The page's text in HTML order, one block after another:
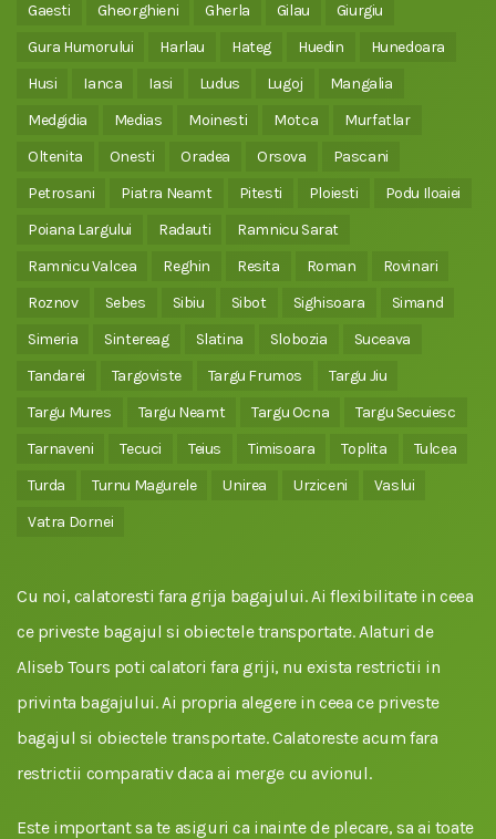
Gaesti
Gheorghieni Gherla Gilau
Giurgiu
Gura Humorului
Harlau Hateg Huedin
Hunedoara
Husi
Ianca Iasi Ludus Lugoj
Mangalia
Medgidia
Medias Moinesti Motca
Murfatlar
Oltenita
Onesti Oradea Orsova
Pascani
Petrosani
Piatra Neamt Pitesti Ploiesti
Podu Iloaiei
Poiana Largului
Radauti
Ramnicu Sarat
Ramnicu Valcea
Reghin Resita Roman
Rovinari
Roznov
Sebes Sibiu Sibot Sighisoara
Simand
Simeria
Sintereag Slatina Slobozia
Suceava
Tandarei
Targoviste Targu Frumos
Targu Jiu
Targu Mures
Targu Neamt Targu Ocna
Targu Secuiesc
Tarnaveni
Tecuci Teius Timisoara Toplita
Tulcea
Turda
Turnu Magurele Unirea Urziceni
Vaslui
Vatra Dornei
Cu noi, calatoresti fara grija bagajului. Ai flexibilitate in ceea
ce priveste bagajul si obiectele transportate. Alaturi de
Aliseb Tours poti calatori fara griji, nu exista restrictii in
privinta bagajului. Ai propria alegere in ceea ce priveste
bagajul si obiectele transportate. Calatoreste acum fara
restrictii comparativ daca ai merge cu avionul.
Este important sa te asiguri ca inainte de plecare, sa ai toate